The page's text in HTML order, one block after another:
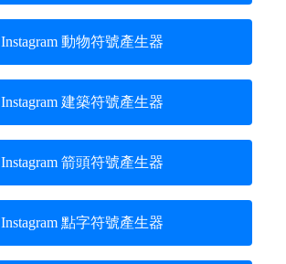
Instagram 動物符號產生器
Instagram 建築符號產生器
Instagram 箭頭符號產生器
Instagram 點字符號產生器